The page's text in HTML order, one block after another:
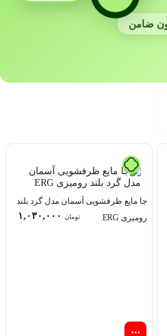
ضامن
جا مایع ظرفشویی آسمان مدل گرد بلند
رومیزی ERG
تومان